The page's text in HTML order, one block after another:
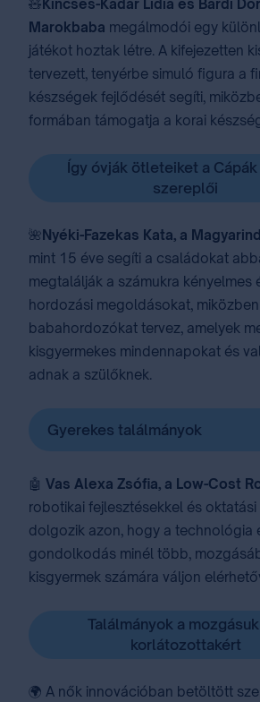
🧸 Kincses-Kádár Lídia és Bárdi
Marokbaba megálmodói egy
játékot hoztak létre. A kifejezetten
tervezett, tenyérbe simuló figura a
készségek fejlődését segíti,
formában támogatja a korai
Így óvják ötleteiket a
szereplői
🌺Nyéki-Fazekas Kata, a
mint 15 éve segíti a családokat
megtalálják a számukra kényelmes
hordozási megoldásokat,
babahordozókat tervez, amelyek
kisgyermekes mindennapokat és
adnak a szülőknek.
Gyerekes találmányok
🤖 Vas Alexa Zsófia, a Low-Cost
robotikai fejlesztésekkel és
dolgozik azon, hogy a technológia
gondolkodás minél több,
kisgyermek számára váljon
Találmányok a
korlátozottakért
🌍 A nők innovációban betöltött